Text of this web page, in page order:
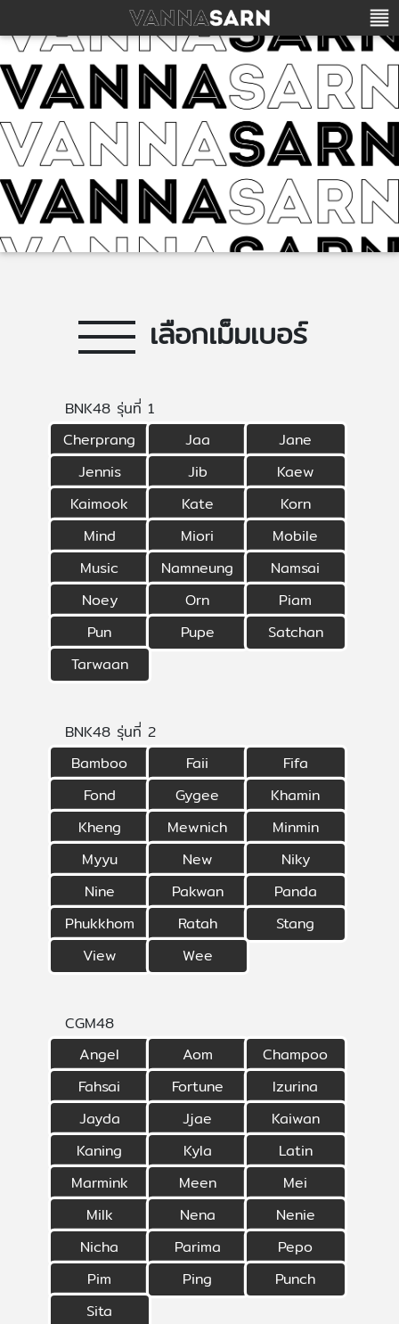
เลือกเม็มเบอร์
BNK48 รุ่นที่ 1
Cherprang
Jaa
Jane
Jennis
Jib
Kaew
Kaimook
Kate
Korn
Mind
Miori
Mobile
Music
Namneung
Namsai
Noey
Orn
Piam
Pun
Pupe
Satchan
Tarwaan
BNK48 รุ่นที่ 2
Bamboo
Faii
Fifa
Fond
Gygee
Khamin
Kheng
Mewnich
Minmin
Myyu
New
Niky
Nine
Pakwan
Panda
Phukkhom
Ratah
Stang
View
Wee
CGM48
Angel
Aom
Champoo
Fahsai
Fortune
Izurina
Jayda
Jjae
Kaiwan
Kaning
Kyla
Latin
Marmink
Meen
Mei
Milk
Nena
Nenie
Nicha
Parima
Pepo
Pim
Ping
Punch
Sita